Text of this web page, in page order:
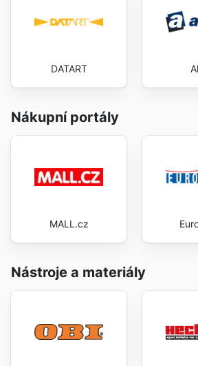
DATART
Nákupní portály
MALL.cz
Nástroje a materiály